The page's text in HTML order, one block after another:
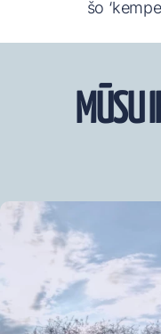
šo
MŪSU